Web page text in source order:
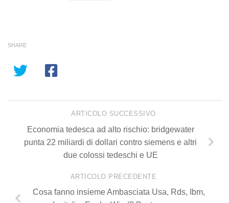
SHARE
ARTICOLO SUCCESSIVO
Economia tedesca ad alto rischio: bridgewater
punta 22 miliardi di dollari contro siemens e altri
due colossi tedeschi e UE
ARTICOLO PRECEDENTE
Cosa fanno insieme Ambasciata Usa, Rds, Ibm,